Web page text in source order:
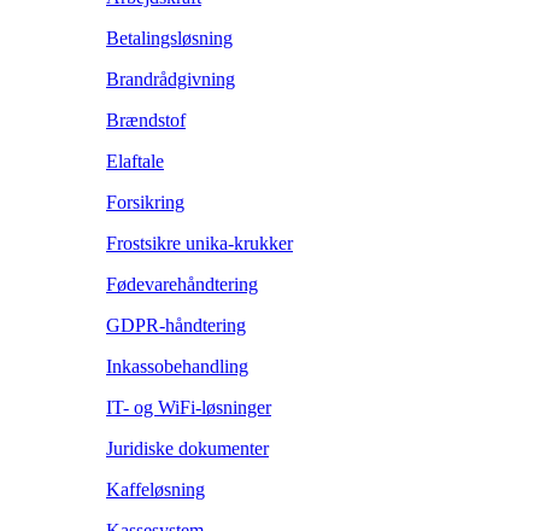
Betalingsløsning
Brandrådgivning
Brændstof
Elaftale
Forsikring
Frostsikre unika-krukker
Fødevarehåndtering
GDPR-håndtering
Inkassobehandling
IT- og WiFi-løsninger
Juridiske dokumenter
Kaffeløsning